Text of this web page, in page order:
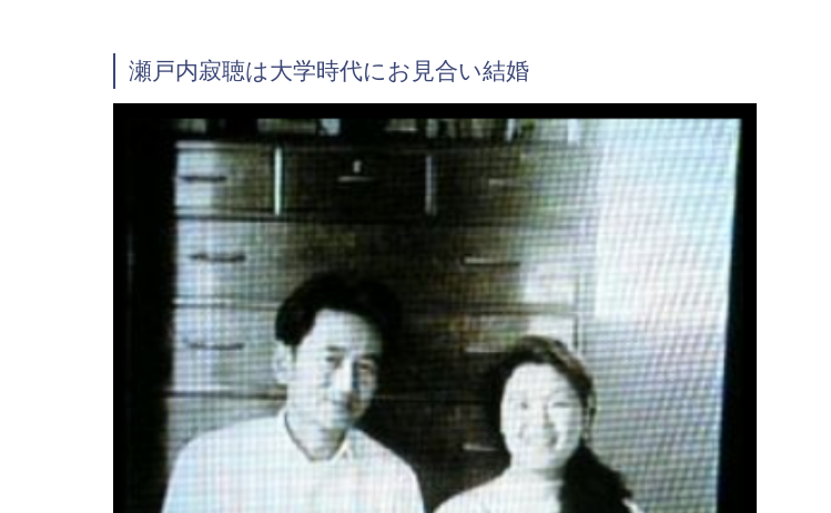
瀬戸内寂聴は大学時代にお見合い結婚